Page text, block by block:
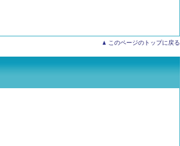
このページのトップに戻る